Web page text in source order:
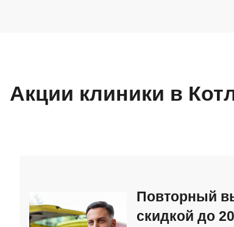
Программа 12 шагов
Акции клиники в
Повторный
скидкой до